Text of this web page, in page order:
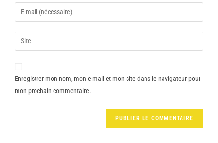
Enregistrer mon nom, mon e-mail et mon site dans le navigateur pour
mon prochain commentaire.